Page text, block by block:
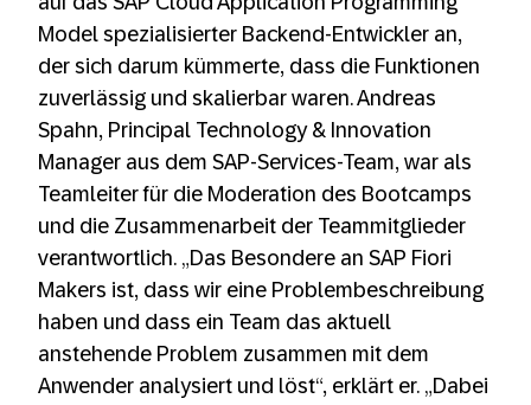
Model spezialisierter Backend-Entwickler an,
der sich darum kümmerte, dass die Funktionen
zuverlässig und skalierbar waren. Andreas
Spahn, Principal Technology & Innovation
Manager aus dem SAP-Services-Team, war als
Teamleiter für die Moderation des Bootcamps
und die Zusammenarbeit der Teammitglieder
verantwortlich. „Das Besondere an SAP Fiori
Makers ist, dass wir eine Problembeschreibung
haben und dass ein Team das aktuell
anstehende Problem zusammen mit dem
Anwender analysiert und löst“, erklärt er. „Dabei